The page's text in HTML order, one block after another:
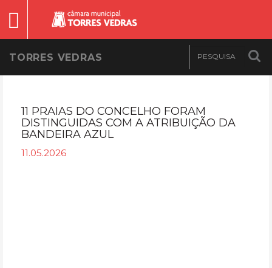
TORRES VEDRAS
11 PRAIAS DO CONCELHO FORAM
DISTINGUIDAS COM A ATRIBUIÇÃO DA
BANDEIRA AZUL
11.05.2026